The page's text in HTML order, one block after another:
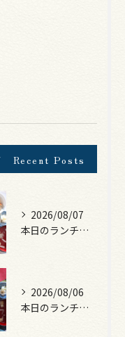
Recent Posts
2026/08/07
本日のランチは、黒毛和牛のチャプチェ！
2026/08/06
本日のランチは、照焼きチキン！